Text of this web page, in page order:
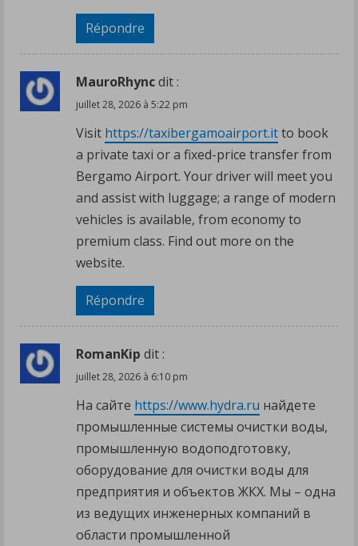
Répondre
MauroRhyncdit :
juillet 28, 2026 à 5:22 pm
Visit https://taxibergamoairport.itto book
a private taxi or a fixed-price transfer from
Bergamo Airport. Your driver will meet you
and assist with luggage; a range of modern
vehicles is available, from economy to
premium class. Find out more on the
website.
Répondre
RomanKip dit :
juillet 28, 2026 à 6:10 pm
На сайте https://www.hydra.ru найдете
промышленные системы очистки воды,
промышленную водоподготовку,
оборудование для очистки воды для
предприятия и объектов ЖКХ. Мы – одна
из ведущих инженерных компаний в
области промышленной